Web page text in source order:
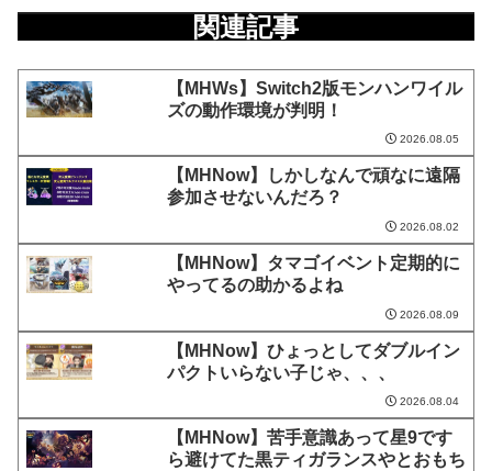
関連記事
【MHWs】Switch2版モンハンワイル
ズの動作環境が判明！
2026.08.05
【MHNow】しかしなんで頑なに遠隔
参加させないんだろ？
2026.08.02
【MHNow】タマゴイベント定期的に
やってるの助かるよね
2026.08.09
【MHNow】ひょっとしてダブルイン
パクトいらない子じゃ、、、
2026.08.04
【MHNow】苦手意識あって星9です
ら避けてた黒ティガランスやとおもち